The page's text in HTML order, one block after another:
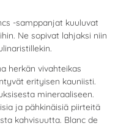
-samppanjat kuuluvat
Ne sopivat lahjaksi niin
herkän vivahteikas
erityisen kauniisti.
mineraaliseen.
ja pähkinäisiä piirteitä
kahvisuutta. Blanc de